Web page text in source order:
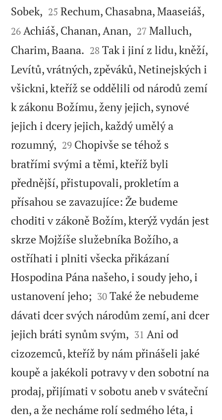
Sobek, 

25 Rechum, Chasabna, Maaseiáš,
26 Achiáš, Chanan, Anan, 

27 Malluch,
Charim, Baana. 

28 Tak i jiní z lidu, kněží,
Levítů, vrátných, zpěváků, Netinejských i
všickni, kteříž se oddělili od národů zemí
k zákonu Božímu, ženy jejich, synové
jejich i dcery jejich, každý umělý a
rozumný, 

29 Chopivše se téhož s
bratřími svými a těmi, kteříž byli
přednější, přistupovali, prokletím a
přísahou se zavazujíce: Že budeme
choditi v zákoně Božím, kterýž vydán jest
skrze Mojžíše služebníka Božího, a
ostříhati i plniti všecka přikázaní
Hospodina Pána našeho, i soudy jeho, i
ustanovení jeho; 

30 Také že nebudeme
dávati dcer svých národům zemí, ani dcer
jejich bráti synům svým, 

31 Ani od
cizozemců, kteříž by nám přinášeli jaké
koupě a jakékoli potravy v den sobotní na
prodaj, přijímati v sobotu aneb v sváteční
den, a že necháme rolí sedmého léta, i